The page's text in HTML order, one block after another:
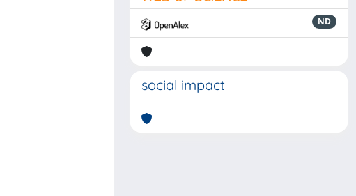
ND
social impact